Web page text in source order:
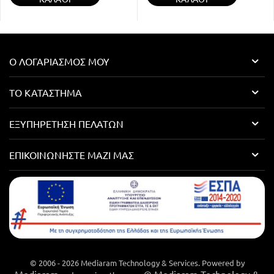
Ο ΛΟΓΑΡΙΑΣΜΌΣ ΜΟΥ
ΤΟ ΚΑΤΆΣΤΗΜΑ
ΕΞΥΠΗΡΈΤΗΣΗ ΠΕΛΑΤΏΝ
ΕΠΙΚΟΙΝΩΝΉΣΤΕ ΜΑΖΊ ΜΑΣ
© 2006 - 2026 Mediaram Technology & Services. Powered by